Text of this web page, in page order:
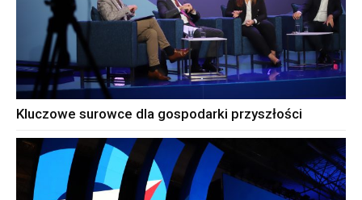
Kluczowe surowce dla gospodarki przyszłości